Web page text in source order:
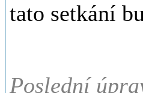
tato setkání
Poslední